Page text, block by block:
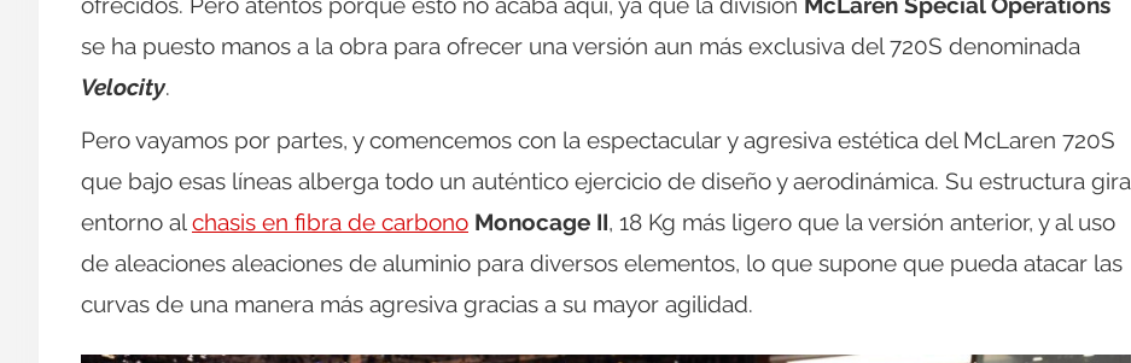
se ha puesto manos a la obra para ofrecer una versión aun más exclusiva del 720S denominada
Velocity.
Pero vayamos por partes, y comencemos con la espectacular y agresiva estética del McLaren 720S
que bajo esas líneas alberga todo un auténtico ejercicio de diseño y aerodinámica. Su estructura gira
entorno alchasis en fibra de carbono Monocage II, 18 Kg más ligero que la versión anterior, y al uso
de aleaciones aleaciones de aluminio para diversos elementos, lo que supone que pueda atacar las
curvas de una manera más agresiva gracias a su mayor agilidad.